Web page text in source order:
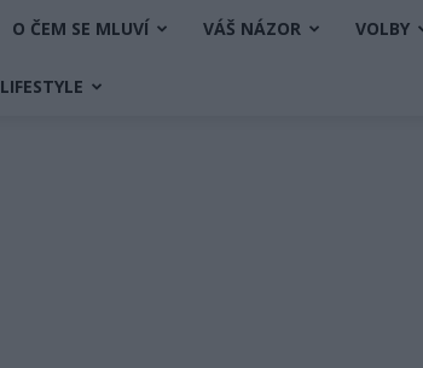
O ČEM SE MLUVÍ VÁŠ NÁZOR VOLBY
LIFESTYLE